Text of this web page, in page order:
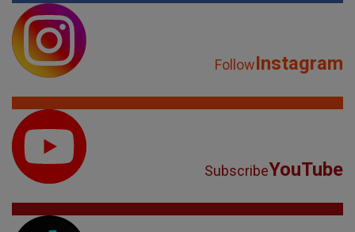
FollowInstagram
SubscribeYouTube